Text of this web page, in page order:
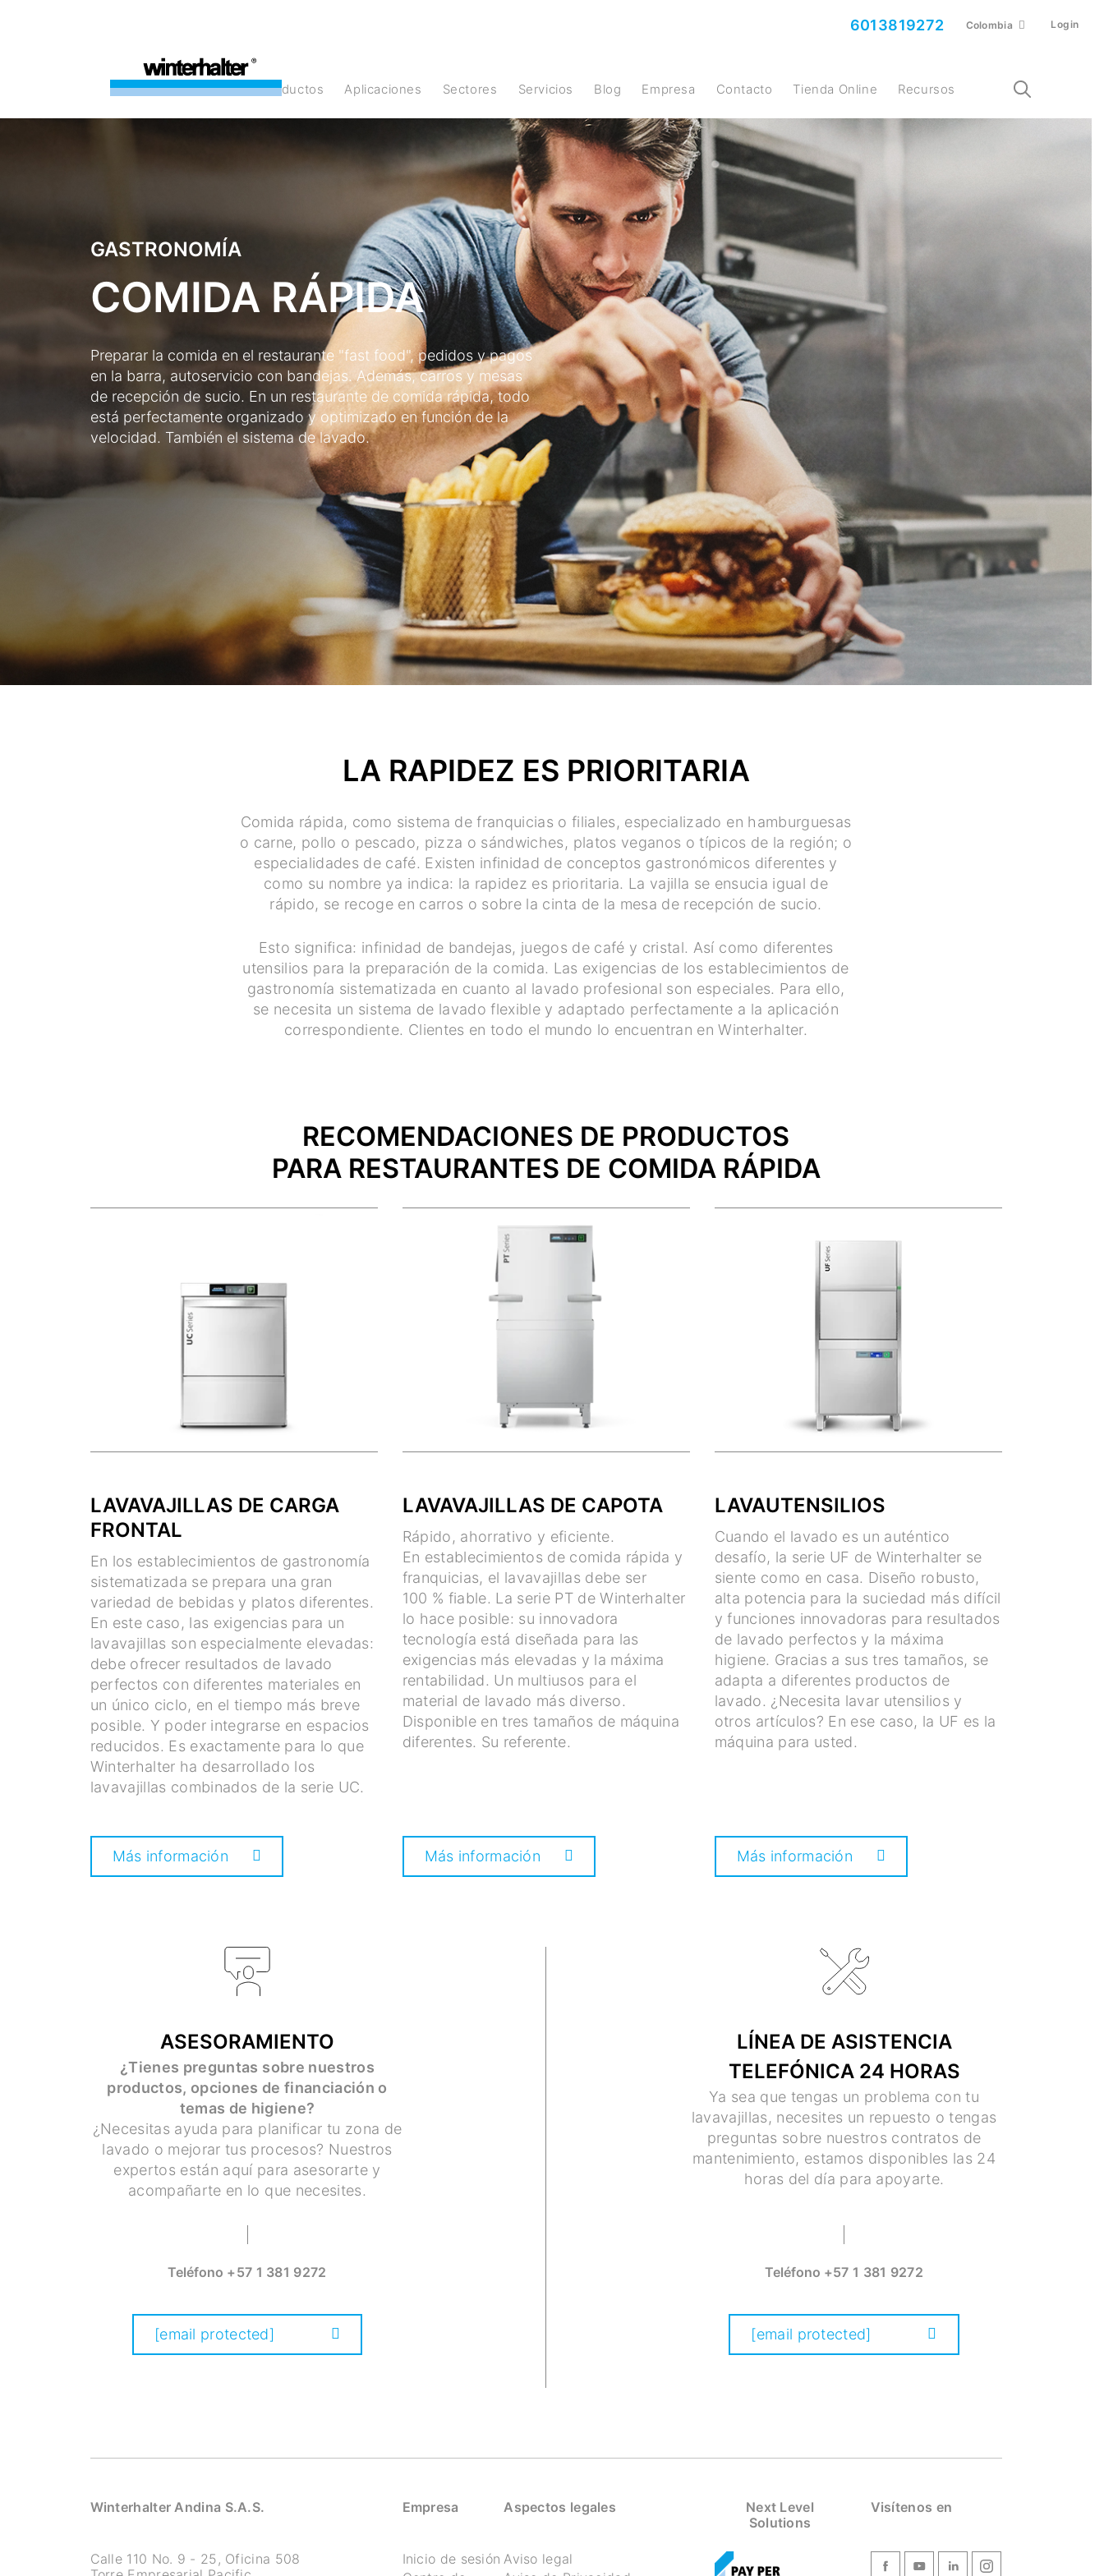
6013819272 Colombia Login
Productos Aplicaciones Sectores Servicios Blog Empresa Contacto Tienda Online Recursos
GASTRONOMÍA
COMIDA RÁPIDA
Preparar la comida en el restaurante "fast food", pedidos y pagos
en la barra, autoservicio con bandejas. Además, carros y mesas
de recepción de sucio. En un restaurante de comida rápida, todo
está perfectamente organizado y optimizado en función de la
velocidad. También el sistema de lavado.
LA RAPIDEZ ES PRIORITARIA
Comida rápida, como sistema de franquicias o filiales, especializado en hamburguesas
o carne, pollo o pescado, pizza o sándwiches, platos veganos o típicos de la región; o
especialidades de café. Existen infinidad de conceptos gastronómicos diferentes y
como su nombre ya indica: la rapidez es prioritaria. La vajilla se ensucia igual de
rápido, se recoge en carros o sobre la cinta de la mesa de recepción de sucio.
Esto significa: infinidad de bandejas, juegos de café y cristal. Así como diferentes
utensilios para la preparación de la comida. Las exigencias de los establecimientos de
gastronomía sistematizada en cuanto al lavado profesional son especiales. Para ello,
se necesita un sistema de lavado flexible y adaptado perfectamente a la aplicación
correspondiente. Clientes en todo el mundo lo encuentran en Winterhalter.
RECOMENDACIONES DE PRODUCTOS
PARA RESTAURANTES DE COMIDA RÁPIDA
LAVAVAJILLAS DE CARGA
FRONTAL
En los establecimientos de gastronomía
sistematizada se prepara una gran
variedad de bebidas y platos diferentes.
En este caso, las exigencias para un
lavavajillas son especialmente elevadas:
debe ofrecer resultados de lavado
perfectos con diferentes materiales en
un único ciclo, en el tiempo más breve
posible. Y poder integrarse en espacios
reducidos. Es exactamente para lo que
Winterhalter ha desarrollado los
lavavajillas combinados de la serie UC.
Más información
LAVAVAJILLAS DE CAPOTA
Rápido, ahorrativo y eficiente.
En establecimientos de comida rápida y
franquicias, el lavavajillas debe ser
100 % fiable. La serie PT de Winterhalter
lo hace posible: su innovadora
tecnología está diseñada para las
exigencias más elevadas y la máxima
rentabilidad. Un multiusos para el
material de lavado más diverso.
Disponible en tres tamaños de máquina
diferentes. Su referente.
Más información
LAVAUTENSILIOS
Cuando el lavado es un auténtico
desafío, la serie UF de Winterhalter se
siente como en casa. Diseño robusto,
alta potencia para la suciedad más difícil
y funciones innovadoras para resultados
de lavado perfectos y la máxima
higiene. Gracias a sus tres tamaños, se
adapta a diferentes productos de
lavado. ¿Necesita lavar utensilios y
otros artículos? En ese caso, la UF es la
máquina para usted.
Más información
ASESORAMIENTO
¿Tienes preguntas sobre nuestros
productos, opciones de financiación o
temas de higiene?
¿Necesitas ayuda para planificar tu zona de
lavado o mejorar tus procesos? Nuestros
expertos están aquí para asesorarte y
acompañarte en lo que necesites.
Teléfono +57 1 381 9272
[email protected]
LÍNEA DE ASISTENCIA
TELEFÓNICA 24 HORAS
Ya sea que tengas un problema con tu
lavavajillas, necesites un repuesto o tengas
preguntas sobre nuestros contratos de
mantenimiento, estamos disponibles las 24
horas del día para apoyarte.
Teléfono +57 1 381 9272
[email protected]
Winterhalter Andina S.A.S.
Calle 110 No. 9 - 25, Oficina 508
Empresa
Inicio de sesión
Aspectos legales
Aviso legal
Next Level
Solutions
Visítenos en